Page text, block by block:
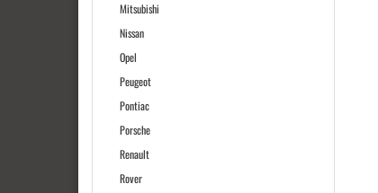
Mitsubishi
Nissan
Opel
Peugeot
Pontiac
Porsche
Renault
Rover